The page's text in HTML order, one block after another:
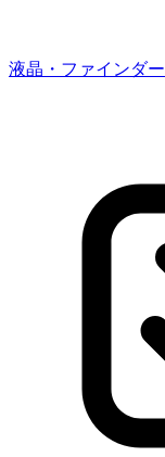
液晶・ファインダー